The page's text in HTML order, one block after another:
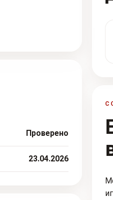
Проверено
23.04.2026